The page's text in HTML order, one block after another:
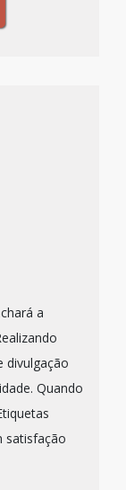
a
divulgação
Quando
satisfação